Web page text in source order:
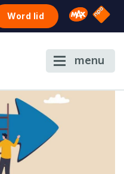
Word lid Omroep
NPO
menu